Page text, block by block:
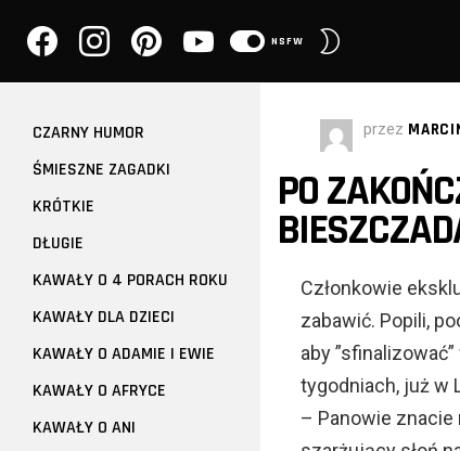
NSFW
przez
PO
Członkowie
zabawić. Popili,
aby
tygodniach, już w
– Panowie znacie
CZARNY HUMOR
ŚMIESZNE ZAGADKI
KRÓTKIE
DŁUGIE
KAWAŁY O 4 PORACH ROKU
KAWAŁY DLA DZIECI
KAWAŁY O ADAMIE I EWIE
KAWAŁY O AFRYCE
KAWAŁY O ANI